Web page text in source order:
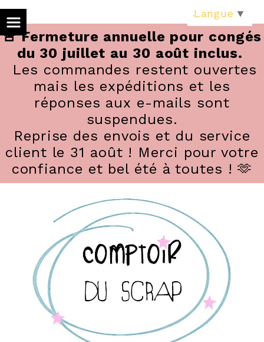
🚨 Fermeture annuelle pour congés
du 30 juillet au 30 août inclus.
Les commandes restent ouvertes
mais les expéditions et les
réponses aux e-mails sont
suspendues.
Reprise des envois et du service
client le 31 août ! Merci pour votre
confiance et bel été à toutes ! 🫶
Langue ▼